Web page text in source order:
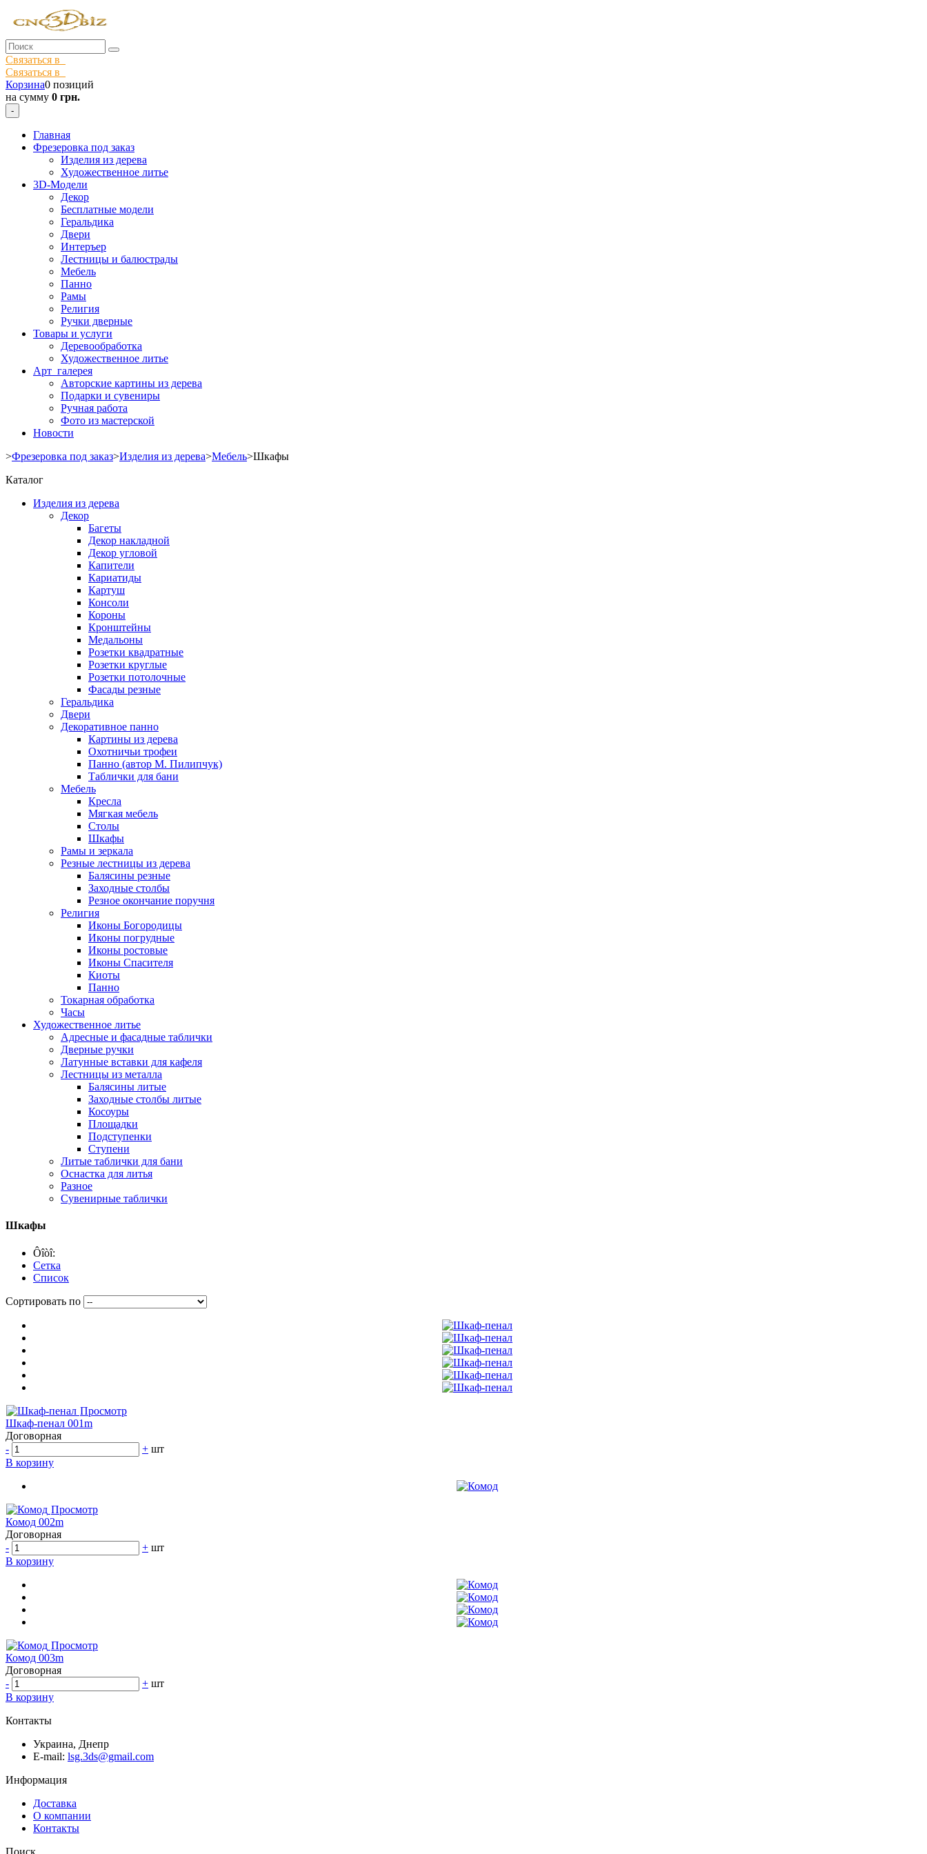
Связаться в
Связаться в
Корзина0 позиций
на сумму 0 грн.
-
Главная
Фрезеровка под заказ
Изделия из дерева
Художественное литье
3D-Модели
Декор
Бесплатные модели
Геральдика
Двери
Интеръер
Лестницы и балюстрады
Мебель
Панно
Рамы
Религия
Ручки дверные
Товары и услуги
Деревообработка
Художественное литье
Арт галерея
Авторские картины из дерева
Подарки и сувениры
Ручная работа
Фото из мастерской
Новости
>Фрезеровка под заказ>Изделия из дерева>Мебель>Шкафы
Каталог
Изделия из дерева
Декор
Багеты
Декор накладной
Декор угловой
Капители
Кариатиды
Картуш
Консоли
Короны
Кронштейны
Медальоны
Розетки квадратные
Розетки круглые
Розетки потолочные
Фасады резные
Геральдика
Двери
Декоративное панно
Картины из дерева
Охотничьи трофеи
Панно (автор М. Пилипчук)
Таблички для бани
Мебель
Кресла
Мягкая мебель
Столы
Шкафы
Рамы и зеркала
Резные лестницы из дерева
Балясины резные
Заходные столбы
Резное окончание поручня
Религия
Иконы Богородицы
Иконы погрудные
Иконы ростовые
Иконы Спасителя
Киоты
Панно
Токарная обработка
Часы
Художественное литье
Адресные и фасадные таблички
Дверные ручки
Латунные вставки для кафеля
Лестницы из металла
Балясины литые
Заходные столбы литые
Косоуры
Площадки
Подступенки
Ступени
Литые таблички для бани
Оснастка для литья
Разное
Сувенирные таблички
Шкафы
Ôîòî:
Сетка
Список
Сортировать по
Просмотр
Шкаф-пенал 001m
Договорная
-
+ шт
В корзину
Просмотр
Комод 002m
Договорная
-
+ шт
В корзину
Просмотр
Комод 003m
Договорная
-
+ шт
В корзину
Контакты
Украина, Днепр
E-mail: lsg.3ds@gmail.com
Информация
Доставка
О компании
Контакты
Поиск